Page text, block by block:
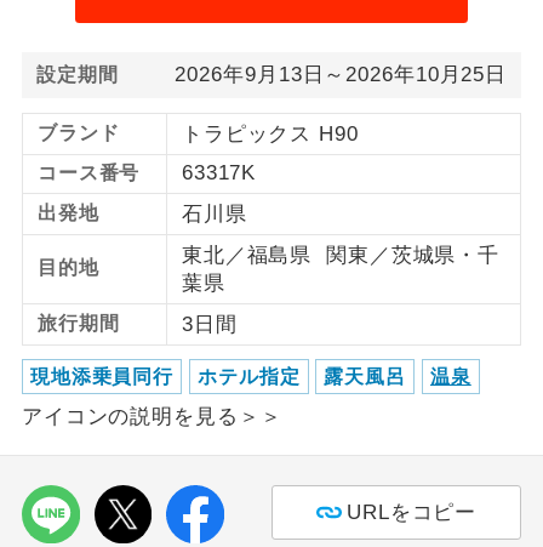
設定期間 2026年9月13日～2026年10月25日
ブランド トラピックス H90
コース番号 63317K
出発地 石川県
目的地
東北／福島県 関東／茨城県・千
葉県
旅行期間 3日間
現地添乗員同行 ホテル指定 露天風呂 温泉
アイコンの説明を見る＞＞
URLをコピー
ご夫婦限定
ご夫婦限定でご参加いただけるコースで
女性限定
女性限定でご参加いただけるコースで
す。
年齢制限あり
ご参加にあたり年齢に制限があるコース
です。
航空会社指定
利用航空会社が指定なので、ご出発の計
画にとても便利です。
ホテル指定
ご紹介するホテルを指定したコースで
おひとり様バ
おひとり様でバス席を2席利⽤できま
す。